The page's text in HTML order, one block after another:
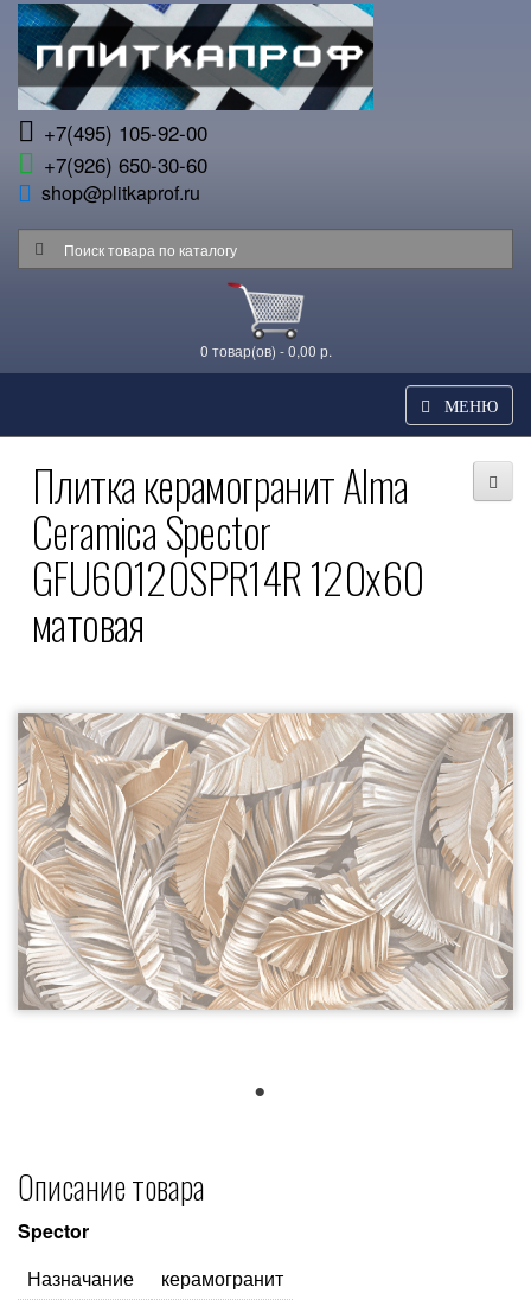
+7(495) 105-92-00
+7(926) 650-30-60
shop@plitkaprof.ru
0 товар(ов) - 0,00 р.
МЕНЮ
Плитка керамогранит Alma
Ceramica Spector
GFU60120SPR14R 120x60
матовая
Описание товара
Spector
Назначание
керамогранит